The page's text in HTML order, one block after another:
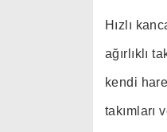
Hızlı
ağırlıklı
kendi
takımları